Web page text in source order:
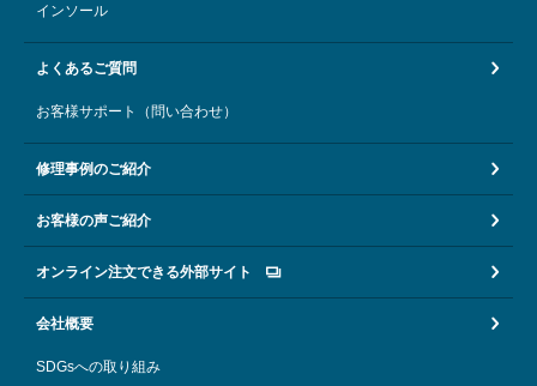
インソール
よくあるご質問
お客様サポート（問い合わせ）
修理事例のご紹介
お客様の声ご紹介
オンライン注文できる外部サイト
会社概要
SDGsへの取り組み